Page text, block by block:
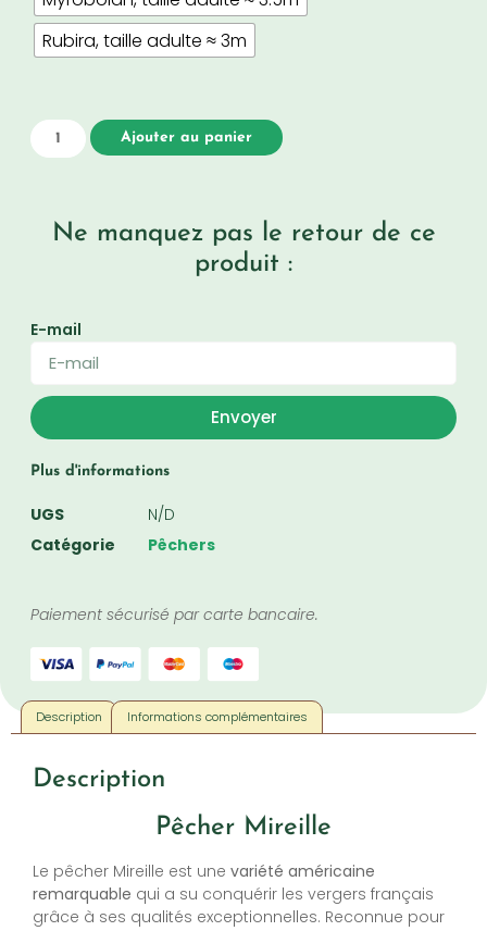
Rubira, taille adulte ≈ 3m
Ajouter au panier
Ne manquez pas le retour de ce
produit :
E-mail
Envoyer
Plus d'informations
UGS
N/D
Catégorie
Pêchers
Paiement sécurisé par carte bancaire.
Description Informations complémentaires
Description
Pêcher Mireille
Le pêcher Mireille est une variété américaine
remarquable qui a su conquérir les vergers français
grâce à ses qualités exceptionnelles. Reconnue pour